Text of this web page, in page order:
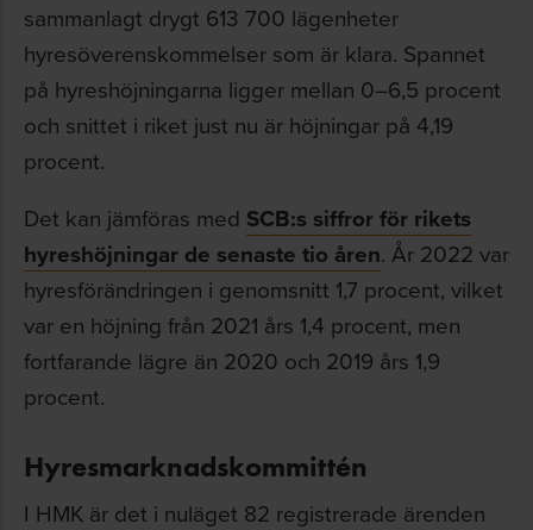
sammanlagt drygt 613 700 lägenheter
hyresöverenskommelser som är klara. Spannet
på hyreshöjningarna ligger mellan 0–6,5 procent
och snittet i riket just nu är höjningar på 4,19
procent.
Det kan jämföras med SCB:s siffror för rikets
hyreshöjningar de senaste tio åren. År 2022 var
hyresförändringen i genomsnitt 1,7 procent, vilket
var en höjning från 2021 års 1,4 procent, men
fortfarande lägre än 2020 och 2019 års 1,9
procent.
Hyresmarknadskommittén
I HMK är det i nuläget 82 registrerade ärenden